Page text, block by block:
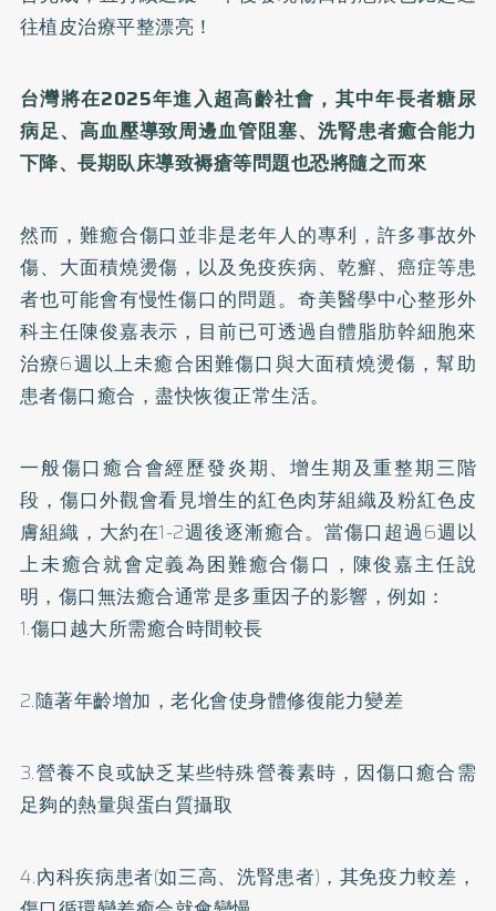
往植皮治療平整漂亮！
台灣將在2025年進入超高齡社會，其中年長者糖尿
病足、高血壓導致周邊血管阻塞、洗腎患者癒合能力
下降、長期臥床導致褥瘡等問題也恐將隨之而來
然而，難癒合傷口並非是老年人的專利，許多事故外
傷、大面積燒燙傷，以及免疫疾病、乾癬、癌症等患
者也可能會有慢性傷口的問題。奇美醫學中心整形外
科主任陳俊嘉表示，目前已可透過自體脂肪幹細胞來
治療6週以上未癒合困難傷口與大面積燒燙傷，幫助
患者傷口癒合，盡快恢復正常生活。
一般傷口癒合會經歷發炎期、增生期及重整期三階
段，傷口外觀會看見增生的紅色肉芽組織及粉紅色皮
膚組織，大約在1-2週後逐漸癒合。當傷口超過6週以
上未癒合就會定義為困難癒合傷口，陳俊嘉主任說
明，傷口無法癒合通常是多重因子的影響，例如：
1.傷口越大所需癒合時間較長
2.隨著年齡增加，老化會使身體修復能力變差
3.營養不良或缺乏某些特殊營養素時，因傷口癒合需
足夠的熱量與蛋白質攝取
4.內科疾病患者(如三高、洗腎患者)，其免疫力較差，